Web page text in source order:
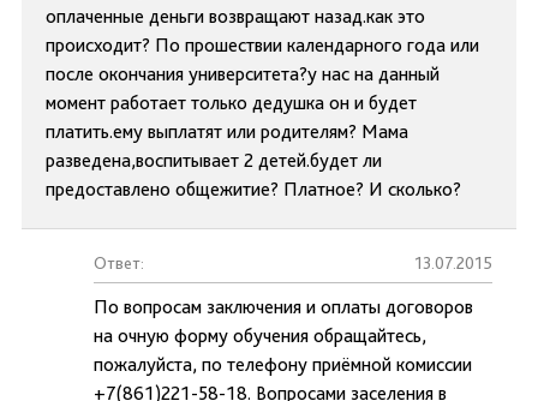
оплаченные деньги возвращают назад.как это
происходит? По прошествии календарного года или
после окончания университета?у нас на данный
момент работает только дедушка он и будет
платить.ему выплатят или родителям? Мама
разведена,воспитывает 2 детей.будет ли
предоставлено общежитие? Платное? И сколько?
Ответ: 13.07.2015
По вопросам заключения и оплаты договоров
на очную форму обучения обращайтесь,
пожалуйста, по телефону приёмной комиссии
+7(861)221-58-18. Вопросами заселения в